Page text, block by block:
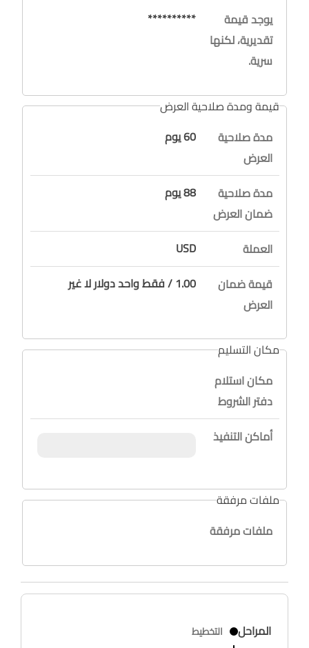
يوجد قيمة
تقديرية، لكنها
سرية.
**********
قيمة ومدة صلاحية العرض
مدة صلاحية
العرض
60 يوم
مدة صلاحية
ضمان العرض
88 يوم
العملة
USD
قيمة ضمان
العرض
1.00 / فقط واحد دولار لا غير
مكان التسليم
مكان استلام
دفتر الشروط
أماكن التنفيذ
ملفات مرفقة
ملفات مرفقة
المراحل التخطيط